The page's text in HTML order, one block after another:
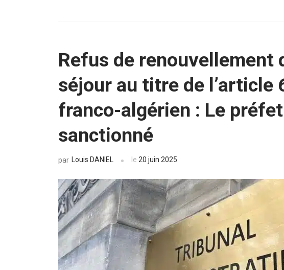
Refus de renouvellement
séjour au titre de l’article
franco-algérien : Le
sanctionné
par Louis DANIEL le 20 juin 2025